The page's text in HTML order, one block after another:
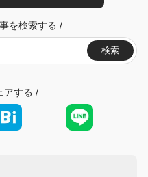
を検索する /
検索
アする /